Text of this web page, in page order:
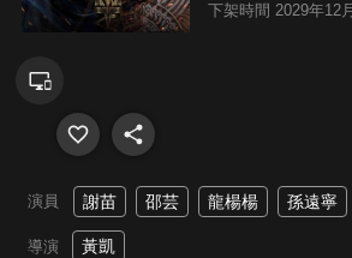
下架時間 2029年12
演員 謝苗 邵芸 龍楊楊 孫遠寧
導演 黃凱